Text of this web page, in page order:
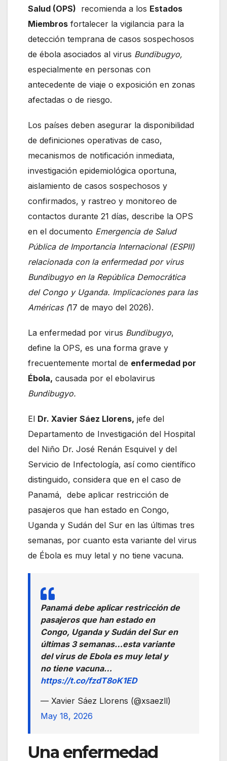
Salud (OPS) recomienda a los Estados
Miembros fortalecer la vigilancia para la
detección temprana de casos sospechosos
de ébola asociados al virus Bundibugyo,
especialmente en personas con
antecedente de viaje o exposición en zonas
afectadas o de riesgo.
Los países deben asegurar la disponibilidad
de definiciones operativas de caso,
mecanismos de notificación inmediata,
investigación epidemiológica oportuna,
aislamiento de casos sospechosos y
confirmados, y rastreo y monitoreo de
contactos durante 21 días, describe la OPS
en el documento Emergencia de Salud
Pública de Importancia Internacional (ESPII)
relacionada con la enfermedad por virus
Bundibugyo en la República Democrática
del Congo y Uganda. Implicaciones para las
Américas (17 de mayo del 2026).
La enfermedad por virus Bundibugyo,
define la OPS, es una forma grave y
frecuentemente mortal de enfermedad por
Ébola, causada por el ebolavirus
Bundibugyo.
El Dr. Xavier Sáez Llorens, jefe del
Departamento de Investigación del Hospital
del Niño Dr. José Renán Esquivel y del
Servicio de Infectología, así como científico
distinguido, considera que en el caso de
Panamá, debe aplicar restricción de
pasajeros que han estado en Congo,
Uganda y Sudán del Sur en las últimas tres
semanas, por cuanto esta variante del virus
de Ébola es muy letal y no tiene vacuna.
Panamá debe aplicar restricción de
pasajeros que han estado en
Congo, Uganda y Sudán del Sur en
últimas 3 semanas…esta variante
del virus de Ebola es muy letal y
no tiene vacuna…
https://t.co/fzdT8oK1ED
— Xavier Sáez Llorens (@xsaezll)
May 18, 2026
Una enfermedad